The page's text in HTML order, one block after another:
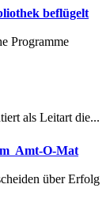
beflügelt
Programme
als Leitart die...
Amt-O-Mat
über Erfolg